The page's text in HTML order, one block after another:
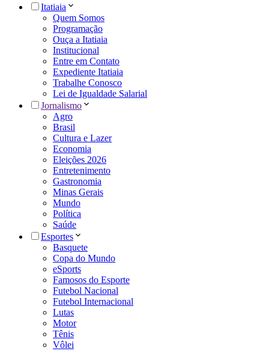
Itatiaia
Quem Somos
Programação
Ouça a Itatiaia
Institucional
Entre em Contato
Expediente Itatiaia
Trabalhe Conosco
Lei de Igualdade Salarial
Jornalismo
Agro
Brasil
Cultura e Lazer
Economia
Eleições 2026
Entretenimento
Gastronomia
Minas Gerais
Mundo
Política
Saúde
Esportes
Basquete
Copa do Mundo
eSports
Famosos do Esporte
Futebol Nacional
Futebol Internacional
Lutas
Motor
Tênis
Vôlei